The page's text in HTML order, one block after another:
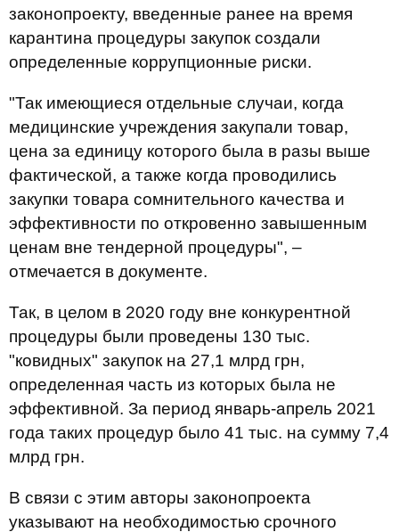
законопроекту, введенные ранее на время
карантина процедуры закупок создали
определенные коррупционные риски.
"Так имеющиеся отдельные случаи, когда
медицинские учреждения закупали товар,
цена за единицу которого была в разы выше
фактической, а также когда проводились
закупки товара сомнительного качества и
эффективности по откровенно завышенным
ценам вне тендерной процедуры", –
отмечается в документе.
Так, в целом в 2020 году вне конкурентной
процедуры были проведены 130 тыс.
"ковидных" закупок на 27,1 млрд грн,
определенная часть из которых была не
эффективной. За период январь-апрель 2021
года таких процедур было 41 тыс. на сумму 7,4
млрд грн.
В связи с этим авторы законопроекта
указывают на необходимостью срочного